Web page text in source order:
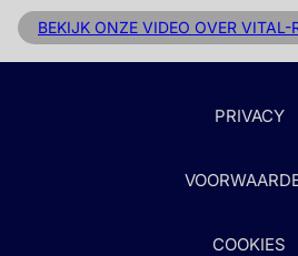
BEKIJK ONZE VIDEO OVER VITAL-
PRIVACY
COOKIES